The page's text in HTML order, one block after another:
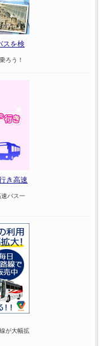
スを検
ろう！
き高速
バス一
が大幅拡